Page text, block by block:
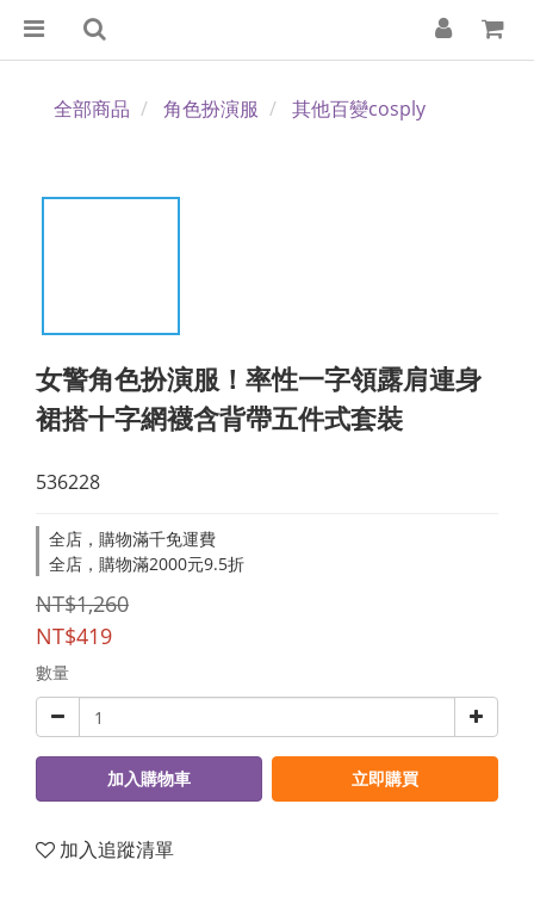
全部商品 角色扮演服 其他百變cosply
女警角色扮演服！率性一字領露肩連身
裙搭十字網襪含背帶五件式套裝
536228
全店，購物滿千免運費
全店，購物滿2000元9.5折
NT$1,260
NT$419
數量
加入購物車 立即購買
加入追蹤清單